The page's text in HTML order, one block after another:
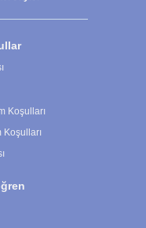
Koşulları
Koşulları